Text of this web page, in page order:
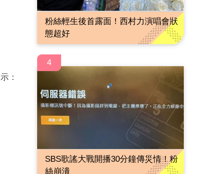
：
粉絲輕生後首露面！西村力演唱會狀
態超好
4
SBS歌謠大戰開播30分鐘傳災情！粉
絲崩潰